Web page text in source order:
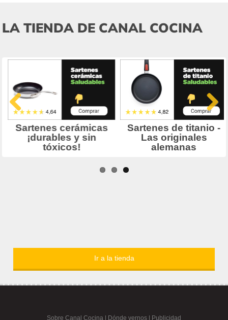
LA TIENDA DE CANAL COCINA
Ir a la tienda
Sobre Canal Cocina Dónde vernos | Publicidad